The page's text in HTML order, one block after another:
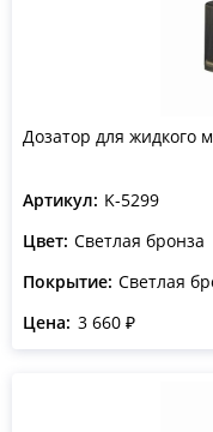
Дозатор для жидкого
Артикул: K-5299
Цвет: Светлая бронза
Покрытие: Светлая
Цена: 3 660 ₽